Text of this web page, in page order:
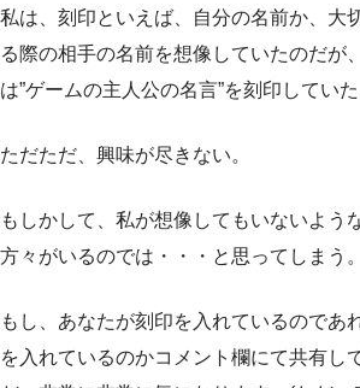
私は、刻印といえば、自分の名前か、大
る際の相手の名前を想像していたのだが
は”ゲームの主人公の名言”を刻印していた
ただただ、興味が尽きない。
もしかして、私が想像してもいないよう
方々がいるのでは・・・と思ってしまう。
もし、あなたが刻印を入れているのであ
を入れているのかコメント欄にて共有し